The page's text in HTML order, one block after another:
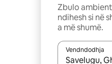
Zbulo
ndihesh si në
a më shumë.
Vendndodhja
Kur rezultatet